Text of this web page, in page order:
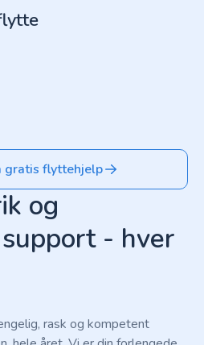
gratis flyttehjelp
og
- hver
rask og kompetent